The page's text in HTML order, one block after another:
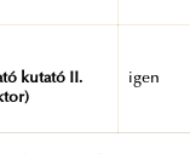
kutató II.
igen